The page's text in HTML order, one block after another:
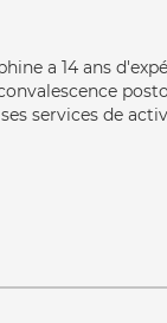
a 14 ans
services de